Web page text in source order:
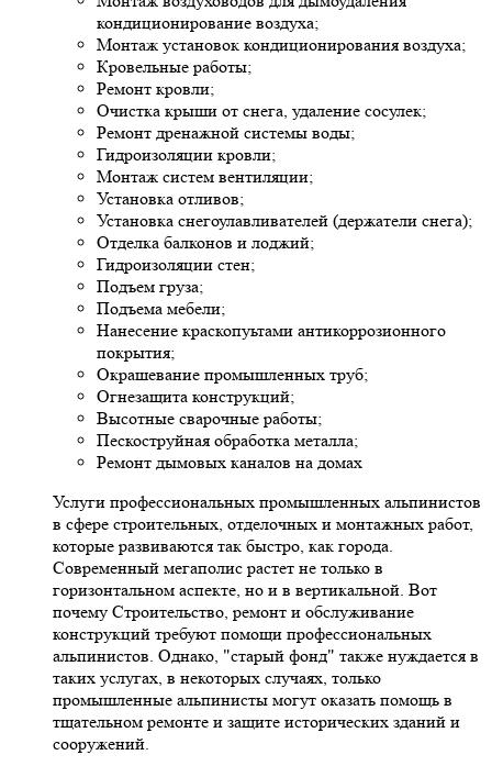
кондиционирование воздуха;
Монтаж установок кондиционирования воздуха;
Кровельные работы;
Ремонт кровли;
Очистка крыши от снега, удаление сосулек;
Ремонт дренажной системы воды;
Гидроизоляции кровли;
Монтаж систем вентиляции;
Установка отливов;
Установка снегоулавливателей (держатели снега);
Отделка балконов и лоджий;
Гидроизоляции стен;
Подъем груза;
Подъема мебели;
Нанесение краскопуьтами антикоррозионного
покрытия;
Окрашевание промышленных труб;
Огнезащита конструкций;
Высотные сварочные работы;
Пескоструйная обработка металла;
Ремонт дымовых каналов на домах
Услуги профессиональных промышленных альпинистов
в сфере строительных, отделочных и монтажных работ,
которые развиваются так быстро, как города.
Современный мегаполис растет не только в
горизонтальном аспекте, но и в вертикальной. Вот
почему Строительство, ремонт и обслуживание
конструкций требуют помощи профессиональных
альпинистов. Однако, "старый фонд" также нуждается в
таких услугах, в некоторых случаях, только
промышленные альпинисты могут оказать помощь в
тщательном ремонте и защите исторических зданий и
сооружений.